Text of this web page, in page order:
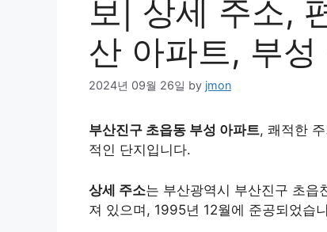
보| 상세 주소,
산 아파트, 부
2024년 09월 26일 by jmon
부산진구 초읍동 부성 아파트, 쾌적한
적인 단지입니다.
상세 주소는 부산광역시 부산진구 초읍
져 있으며, 1995년 12월에 준공되었습